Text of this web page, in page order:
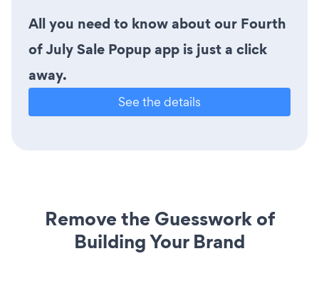
All you need to know about our Fourth
of July Sale Popup app is just a click
away.
See the details
Remove the Guesswork of
Building Your Brand